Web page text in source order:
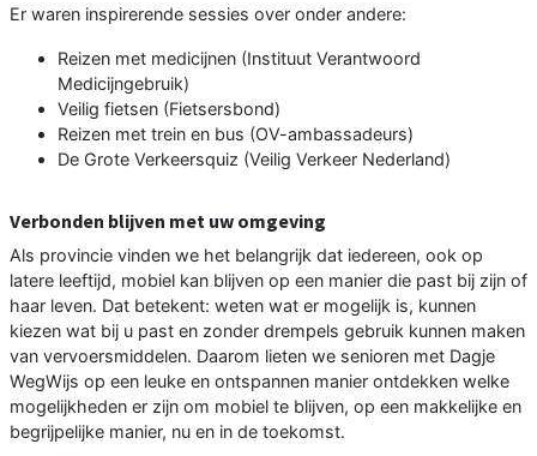
Er waren inspirerende sessies over onder andere:
Reizen met medicijnen (Instituut Verantwoord
Medicijngebruik)
Veilig fietsen (Fietsersbond)
Reizen met trein en bus (OV-ambassadeurs)
De Grote Verkeersquiz (Veilig Verkeer Nederland)
Verbonden blijven met uw omgeving
Als provincie vinden we het belangrijk dat iedereen, ook op
latere leeftijd, mobiel kan blijven op een manier die past bij zijn of
haar leven. Dat betekent: weten wat er mogelijk is, kunnen
kiezen wat bij u past en zonder drempels gebruik kunnen maken
van vervoersmiddelen. Daarom lieten we senioren met Dagje
WegWijs op een leuke en ontspannen manier ontdekken welke
mogelijkheden er zijn om mobiel te blijven, op een makkelijke en
begrijpelijke manier, nu en in de toekomst.